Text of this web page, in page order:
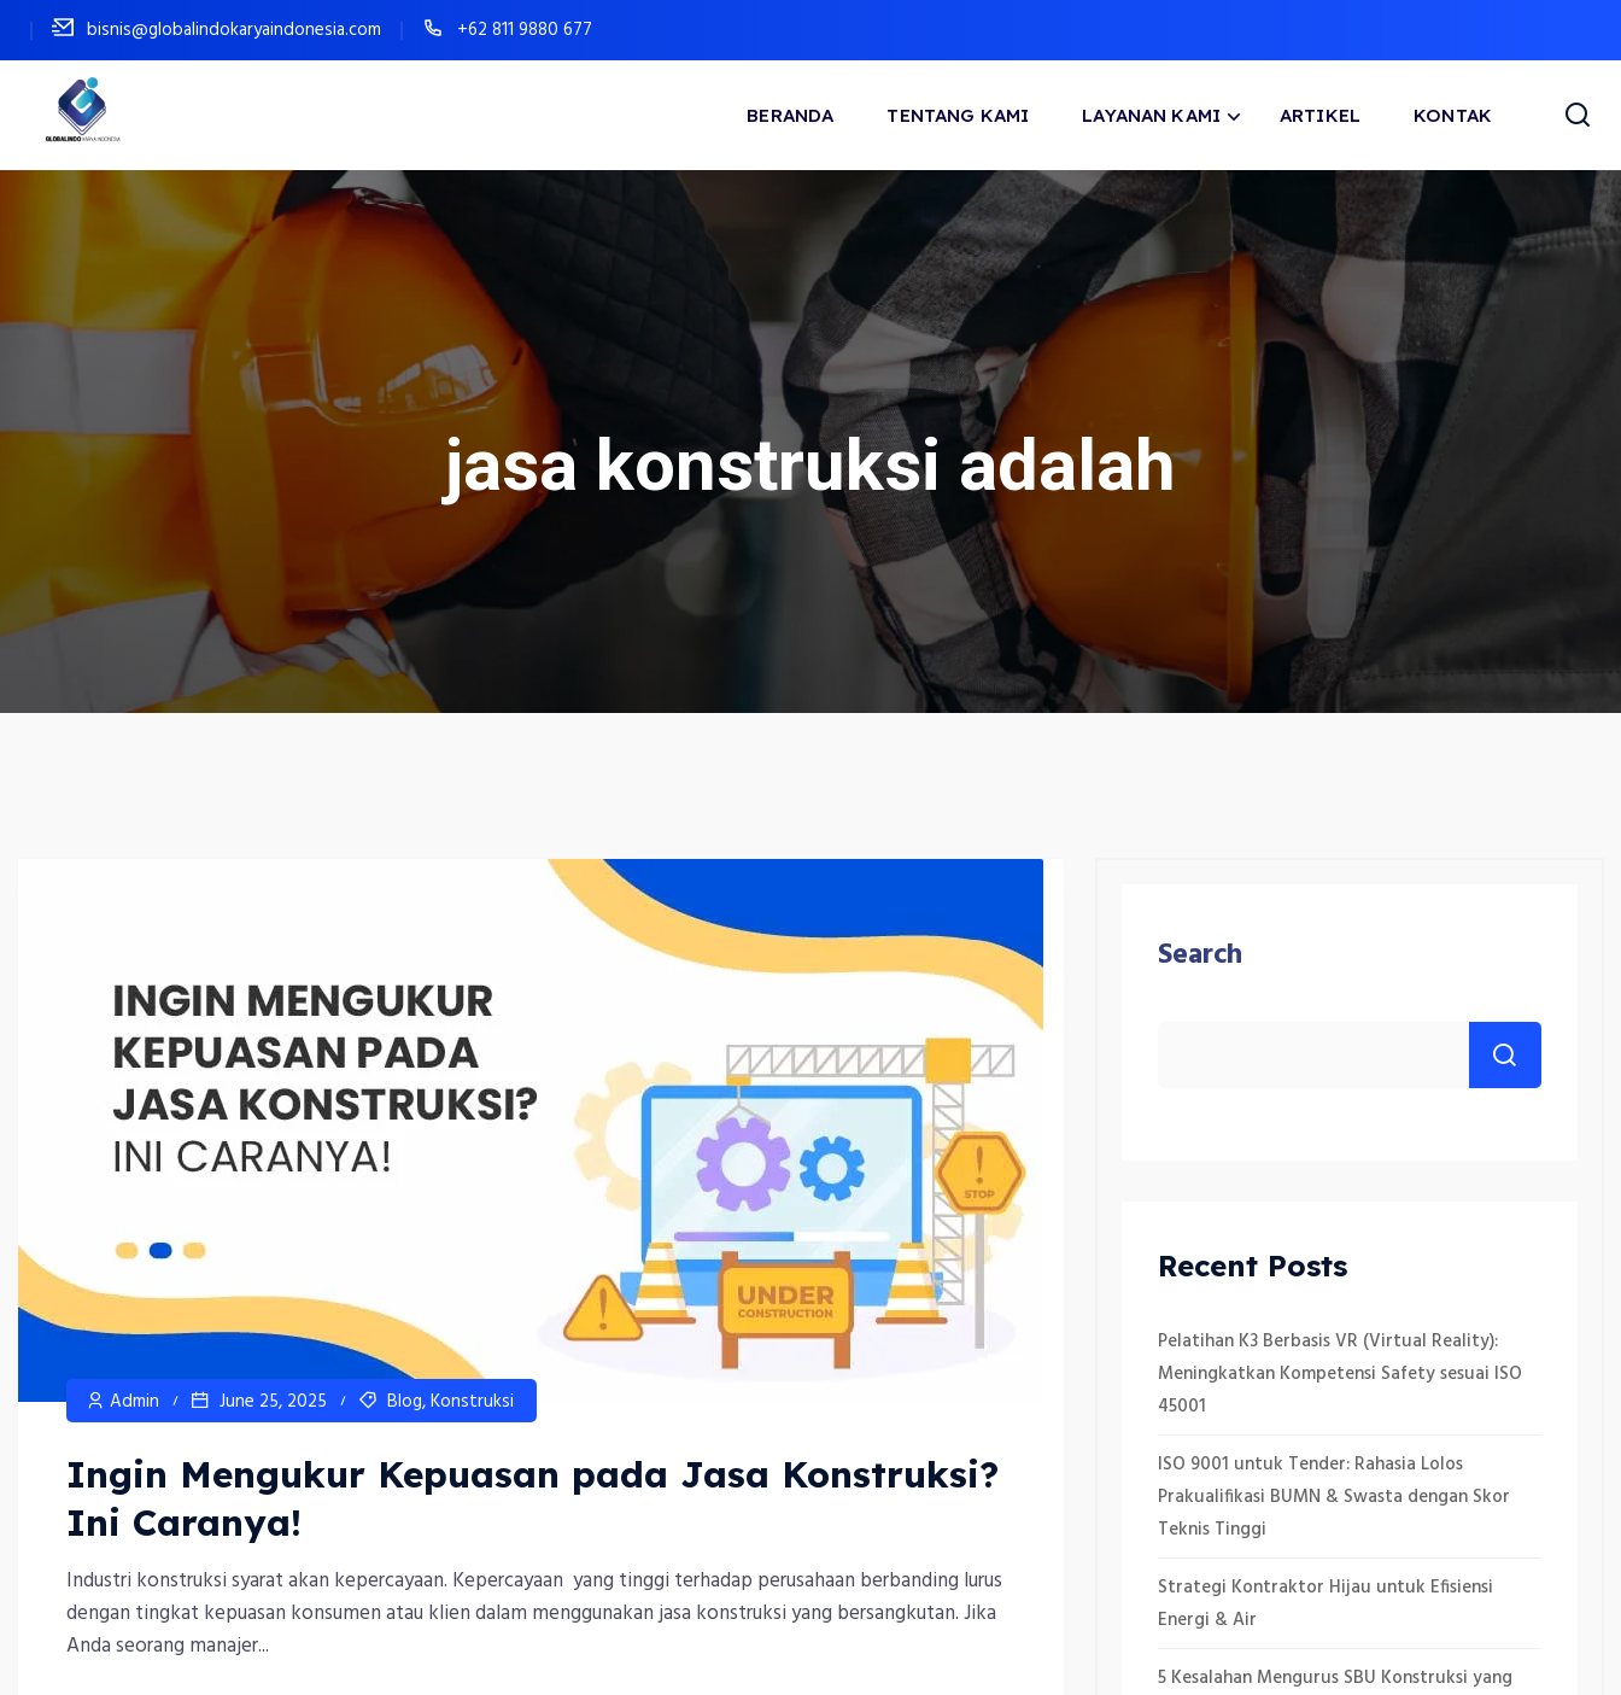
bisnis@globalindokaryaindonesia.com +62 811 9880 677
BERANDA TENTANG KAMI LAYANAN KAMI ARTIKEL KONTAK
jasa konstruksi adalah
Admin June 25, 2025 Blog,Konstruksi
Ingin Mengukur Kepuasan pada Jasa Konstruksi?
Ini Caranya!
Industri konstruksi syarat akan kepercayaan. Kepercayaan yang tinggi terhadap perusahaan berbanding lurus
dengan tingkat kepuasan konsumen atau klien dalam menggunakan jasa konstruksi yang bersangkutan. Jika
Anda seorang manajer...
Search
Recent Posts
Pelatihan K3 Berbasis VR (Virtual Reality):
Meningkatkan Kompetensi Safety sesuai ISO
45001
ISO 9001 untuk Tender: Rahasia Lolos
Prakualifikasi BUMN & Swasta dengan Skor
Teknis Tinggi
Strategi Kontraktor Hijau untuk Efisiensi
Energi & Air
5 Kesalahan Mengurus SBU Konstruksi yang